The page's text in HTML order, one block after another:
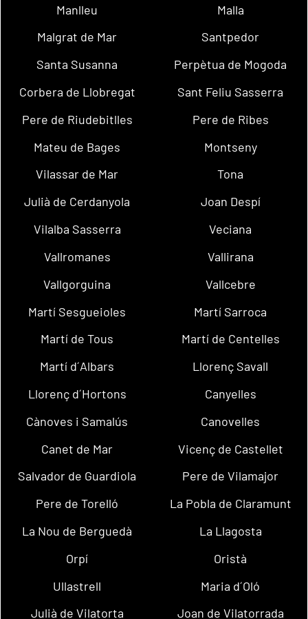
Manlleu
Malla
Malgrat de Mar
Santpedor
Santa Susanna
Perpètua de Mogoda
Corbera de Llobregat
Sant Feliu Sasserra
Pere de Riudebitlles
Pere de Ribes
Mateu de Bages
Montseny
Vilassar de Mar
Tona
Julià de Cerdanyola
Joan Despí
Vilalba Sasserra
Veciana
Vallromanes
Vallirana
Vallgorguina
Vallcebre
Martí Sesgueioles
Martí Sarroca
Martí de Tous
Martí de Centelles
Martí d´Albars
Llorenç Savall
Llorenç d´Hortons
Canyelles
Cànoves i Samalús
Canovelles
Canet de Mar
Vicenç de Castellet
Salvador de Guardiola
Pere de Vilamajor
Pere de Torelló
La Pobla de Claramunt
La Nou de Berguedà
La Llagosta
Orpí
Oristà
Ullastrell
Maria d´Oló
Julià de Vilatorta
Joan de Vilatorrada